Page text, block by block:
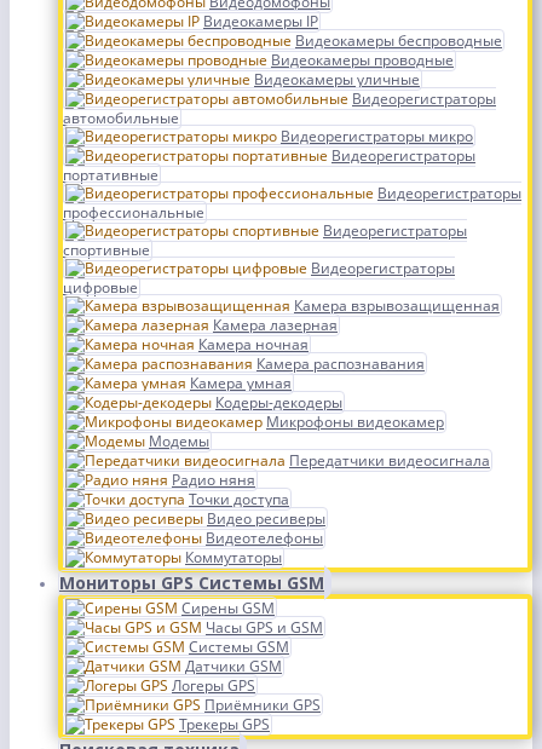
Видеокамеры IP
Видеокамеры беспроводные
Видеокамеры проводные
Видеокамеры уличные
Видеорегистраторы
автомобильные
Видеорегистраторы микро
Видеорегистраторы
портативные
Видеорегистраторы
профессиональные
Видеорегистраторы
спортивные
Видеорегистраторы
цифровые
Камера взрывозащищенная
Камера лазерная
Камера ночная
Камера распознавания
Камера умная
Кодеры-декодеры
Микрофоны видеокамер
Модемы
Передатчики видеосигнала
Радио няня
Точки доступа
Видео ресиверы
Видеотелефоны
Коммутаторы
Мониторы GPS Системы GSM
Сирены GSM
Часы GPS и GSM
Системы GSM
Датчики GSM
Логеры GPS
Приёмники GPS
Трекеры GPS